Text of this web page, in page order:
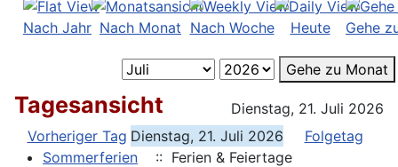
Nach Jahr Nach Monat Nach Woche Heute Gehe
Gehe zu Monat
Tagesansicht
Dienstag, 21. Juli 2026
Vorheriger Tag Dienstag, 21. Juli 2026
Folgetag
Sommerferien
:: Ferien & Feiertage